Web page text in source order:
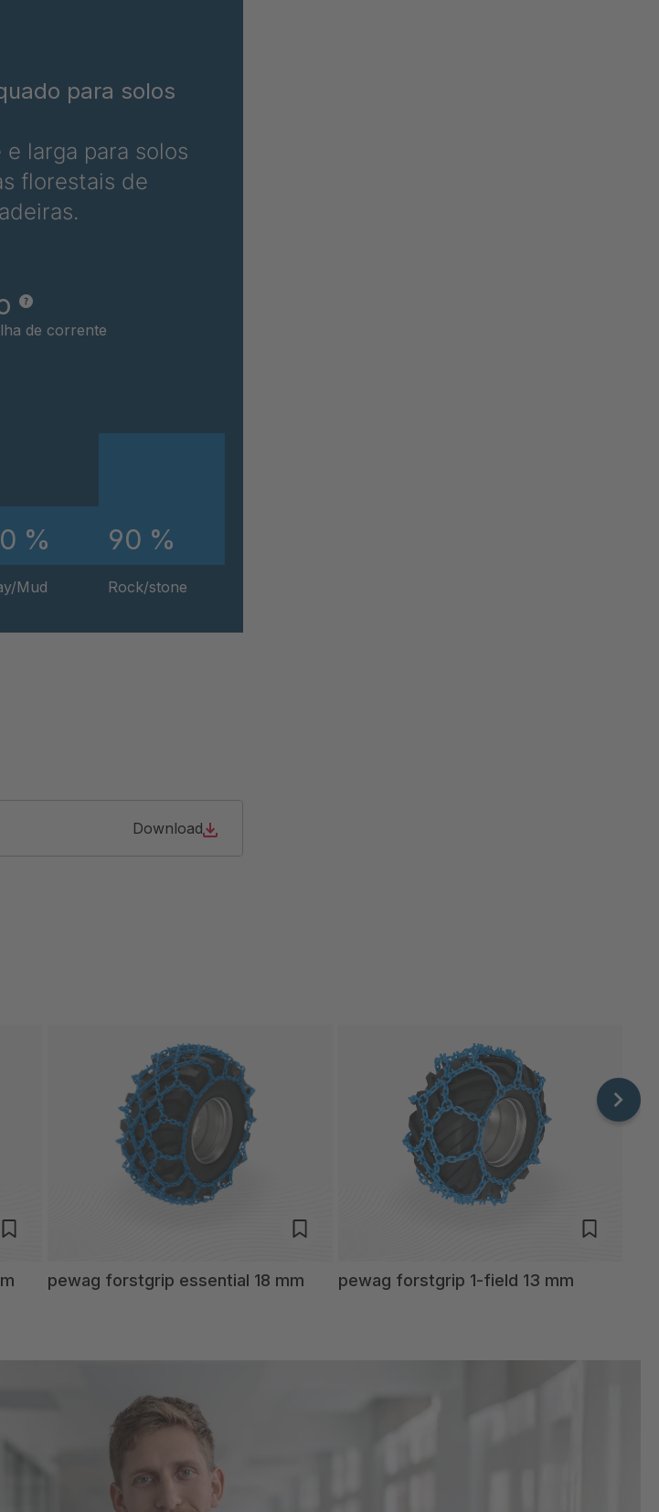
para solos
larga para solos
florestais de
de corrente
%
Mud
90 %
Rock/stone
Download
pewag forstgrip essential 18 mm pewag forstgrip 1-field 13 mm